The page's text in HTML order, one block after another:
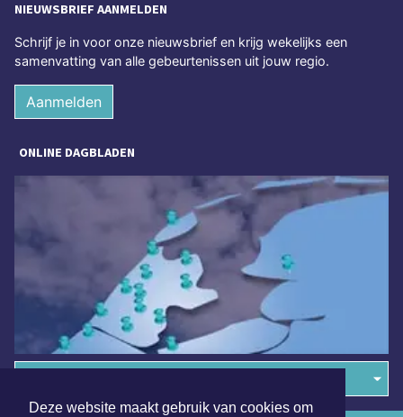
Deze website maakt gebruik van cookies om
NIEUWSBRIEF AANMELDEN
Schrijf je in voor onze nieuwsbrief en krijg wekelijks een
samenvatting van alle gebeurtenissen uit jouw regio.
Aanmelden
ONLINE DAGBLADEN